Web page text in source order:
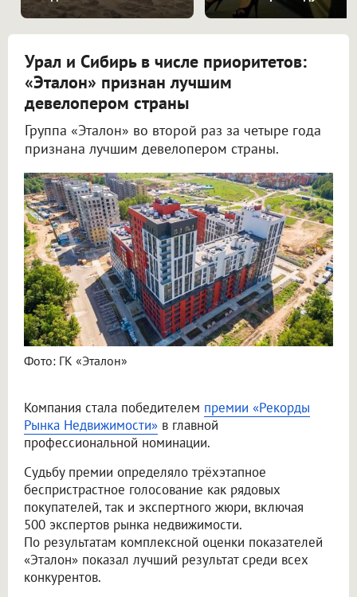
Урал и Сибирь в числе приоритетов:
«Эталон» признан лучшим
девелопером страны
Группа «Эталон» во второй раз за четыре года
признана лучшим девелопером страны.
Фото: ГК «Эталон»
Компания стала победителем премии «Рекорды
Рынка Недвижимости» в главной
профессиональной номинации.
Судьбу премии определяло трёхэтапное
беспристрастное голосование как рядовых
покупателей, так и экспертного жюри, включая
500 экспертов рынка недвижимости.
По результатам комплексной оценки показателей
«Эталон» показал лучший результат среди всех
конкурентов.